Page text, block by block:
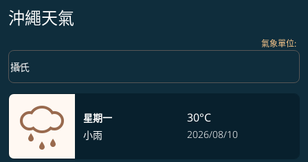
沖繩天氣
氣象單位:
Weather unit option 攝氏 Selected
攝氏
keyboard_arrow_down
星期一
小雨
30°C
2026/08/10